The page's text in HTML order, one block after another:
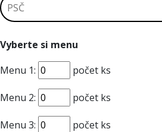
Vyberte si menu
Menu 1:
počet ks
Menu 2: počet ks
Menu 3: počet ks